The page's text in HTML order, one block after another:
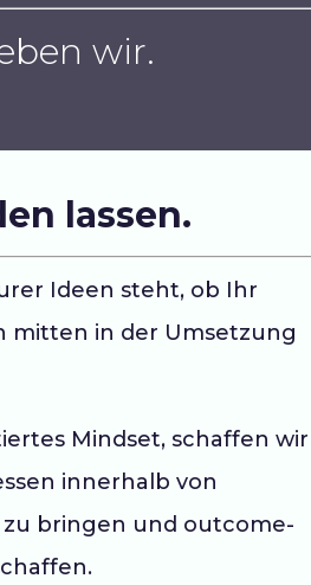
wir.
lassen.
Ideen steht, ob Ihr
mitten in der Umsetzung
Mindset, schaffen wir
innerhalb von
bringen und outcome-
Lohnt sich unsere Idee?
Idee bis zum Implementierung.
Mehr erfahren